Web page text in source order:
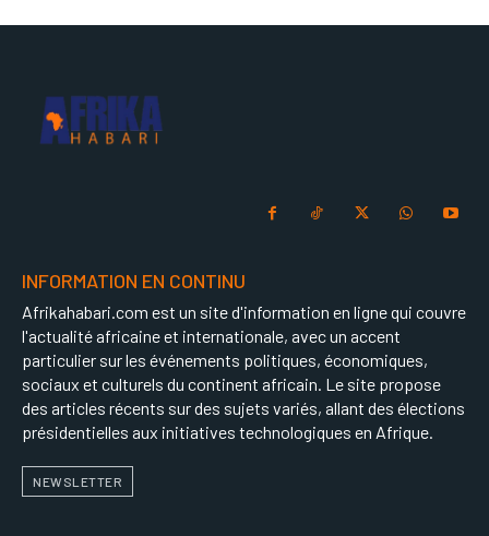
INFORMATION EN CONTINU
Afrikahabari.com est un site d'information en ligne qui couvre
l'actualité africaine et internationale, avec un accent
particulier sur les événements politiques, économiques,
sociaux et culturels du continent africain. Le site propose
des articles récents sur des sujets variés, allant des élections
présidentielles aux initiatives technologiques en Afrique.
NEWSLETTER